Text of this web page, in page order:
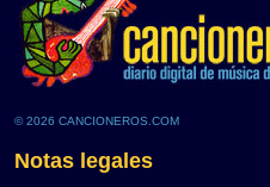
© 2026 CANCIONEROS.COM
Notas legales